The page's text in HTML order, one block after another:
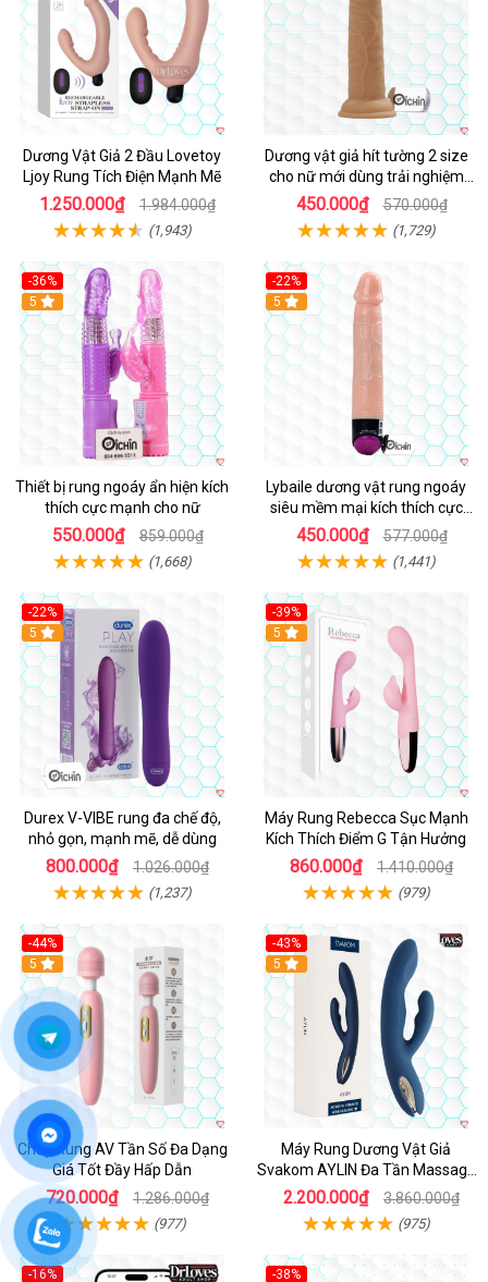
Dương Vật Giả 2 Đầu Lovetoy
Ljoy Rung Tích Điện Mạnh Mẽ
1.250.000₫ 1.984.000₫
(1,943)
Dương vật giả hít tường 2 size
cho nữ mới dùng trải nghiệm
thật
450.000₫ 570.000₫
(1,729)
-36%
Hot
5
Thiết bị rung ngoáy ẩn hiện kích
thích cực mạnh cho nữ
550.000₫ 859.000₫
(1,668)
-22%
Hot
5
Lybaile dương vật rung ngoáy
siêu mềm mại kích thích cực
mạnh
450.000₫ 577.000₫
(1,441)
-22%
Hot
5
Durex V-VIBE rung đa chế độ,
nhỏ gọn, mạnh mẽ, dễ dùng
800.000₫ 1.026.000₫
(1,237)
-39%
Hot
5
Máy Rung Rebecca Sục Mạnh
Kích Thích Điểm G Tận Hưởng
860.000₫ 1.410.000₫
(979)
-44%
Hot
5
Chày Rung AV Tần Số Đa Dạng
Giá Tốt Đầy Hấp Dẫn
720.000₫ 1.286.000₫
(977)
-43%
Hot
5
Máy Rung Dương Vật Giả
Svakom AYLIN Đa Tần Massage
Sướng
2.200.000₫ 3.860.000₫
(975)
-16% -38%